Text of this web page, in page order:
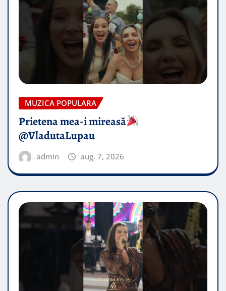
MUZICA POPULARA
Prietena mea-i mireasă​
@VladutaLupau
admin aug. 7, 2026